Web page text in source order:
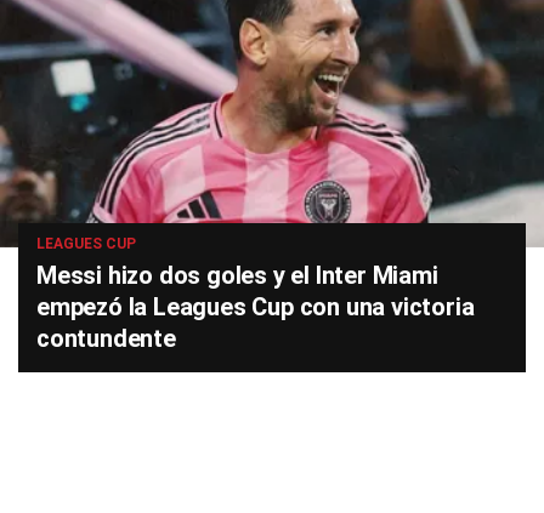
LEAGUES CUP
Messi hizo dos goles y el Inter Miami
empezó la Leagues Cup con una victoria
contundente